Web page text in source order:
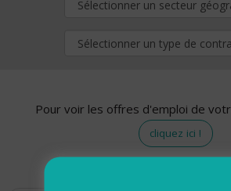
Pour voir les offres d'emploi de
cliquez ici !